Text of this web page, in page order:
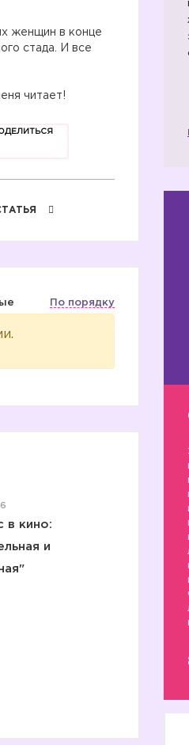
женщин в конце
стада. И все
читает!
По порядку
в кино:
и